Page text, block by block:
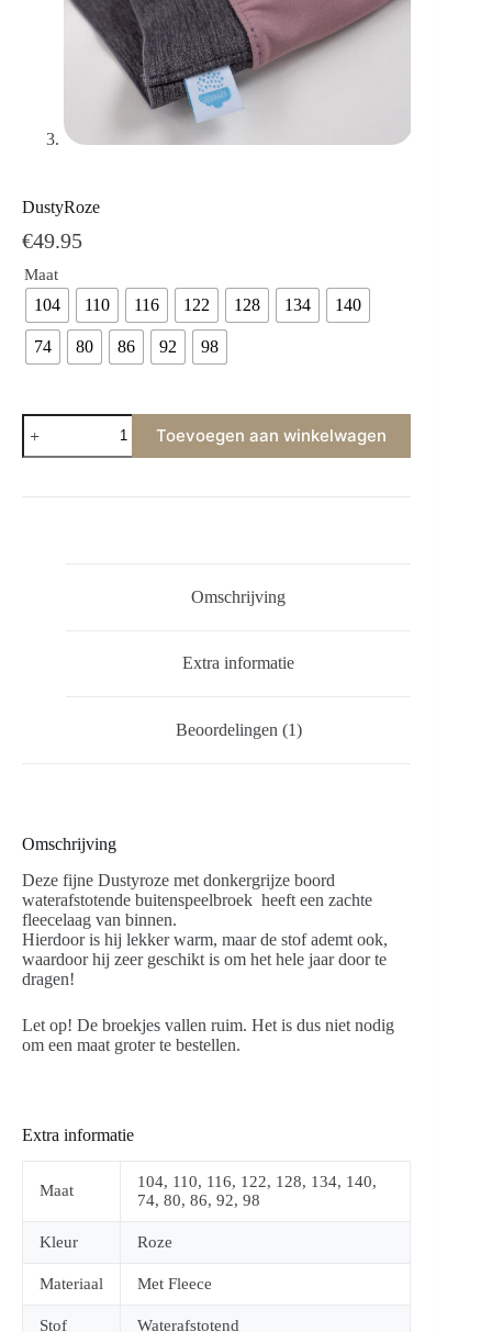
DustyRoze
€49.95
Maat
104 110 116 122 128 134 140
74 80 86 92 98
Toevoegen aan winkelwagen
Omschrijving
Extra informatie
Beoordelingen (1)
Omschrijving
Deze fijne Dustyroze met donkergrijze boord
waterafstotende buitenspeelbroek heeft een zachte
fleecelaag van binnen.
Hierdoor is hij lekker warm, maar de stof ademt ook,
waardoor hij zeer geschikt is om het hele jaar door te
dragen!
Let op! De broekjes vallen ruim. Het is dus niet nodig
om een maat groter te bestellen.
Extra informatie
Maat
104, 110, 116, 122, 128, 134, 140,
74, 80, 86, 92, 98
Kleur Roze
Materiaal Met Fleece
Stof Waterafstotend